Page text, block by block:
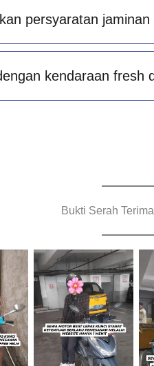
persyaratan
kendaraan fresh
Bukti Serah
Cityplaza
Jatinegara
Gedung Parkir